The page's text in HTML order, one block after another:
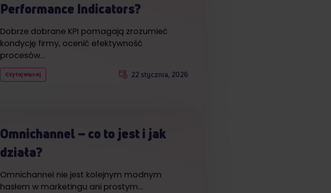
Performance Indicators?
Dobrze dobrane KPI pomagają zrozumieć
kondycję firmy, ocenić efektywność
procesów…
Czytaj więcej 22 stycznia, 2026
Omnichannel – co to jest i jak
działa?
Omnichannel nie jest kolejnym modnym
hasłem w marketingu ani prostym…